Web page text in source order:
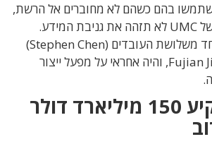
בהם כשהם לא מחוברים אל הרשת,
כדי שמחלקת ה-IT של UMC לא תזהה את גניבת המידע.
מאוחר יותר מונה אחד משלושת העובדים (Stephen Chen)
לנשיא חברת Fujian Jinhua, והיה אחראי על מפעל ייצור
מיקרון תשקיע 150 מיליארד דולר